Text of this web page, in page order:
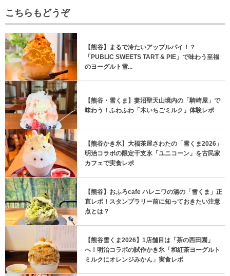
こちらもどうぞ
【熊谷】まるで冷たいアップルパイ！？
「PUBLIC SWEETS TART & PIE」で味わう至福
のヨーグルト雪...
【熊谷・雪くま】妻沼聖天山境内の「騎崎屋」で
味わう！ふわふわ「木いちごミルク」体験レポ
【熊谷かき氷】大福茶屋さわたの「雪くま2026」
明治コラボの限定干支氷「ユニコーン」を古民家
カフェで実食レポ
【熊谷】おふろcafe ハレニワの湯の「雪くま」正
直レポ！スタンプラリー前に知っておきたい注意
点とは？
【熊谷雪くま2026】1店舗目は「茶の西田園」
へ！明治コラボの試作かき氷「和紅茶ヨーグルト
ミルクにオレンジみかん」実食レポ